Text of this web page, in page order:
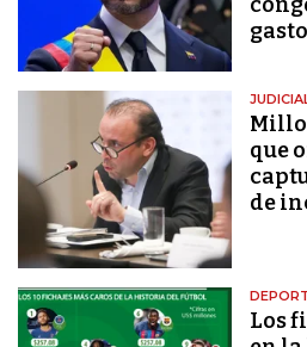
que
de
Los